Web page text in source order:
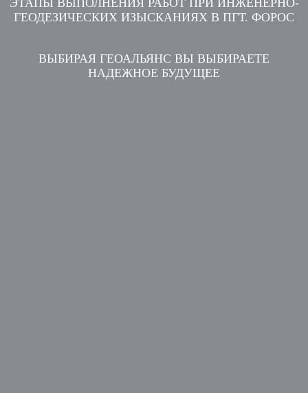
ЭТАПЫ ВЫПОЛНЕНИЯ РАБОТ ПРИ ИНЖЕНЕРНО-
ГЕОДЕЗИЧЕСКИХ ИЗЫСКАНИЯХ В ПГТ. ФОРОС
ВЫБИРАЯ ГЕОАЛЬЯНС ВЫ ВЫБИРАЕТЕ
НАДЕЖНОЕ БУДУЩЕЕ